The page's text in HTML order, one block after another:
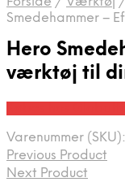
Smedehammer –
Hero
værktøj til
Varenummer (SKU):
Previous Product
Next Product